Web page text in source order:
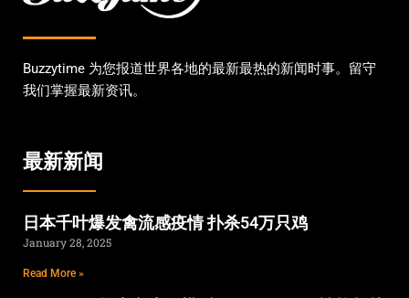
Buzzytime 为您报道世界各地的最新最热的新闻时事。留守
我们掌握最新资讯。
最新新闻
日本千叶爆发禽流感疫情 扑杀54万只鸡
January 28, 2025
Read More »